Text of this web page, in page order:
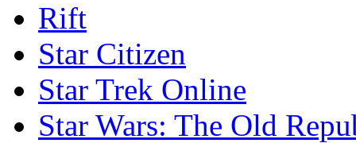
Rift
Star Citizen
Star Trek Online
Star Wars: The Old